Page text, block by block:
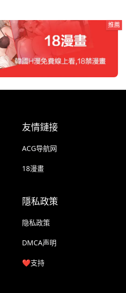
推薦
友情鏈接
ACG导航网
18漫畫
隱私政策
隐私政策
DMCA声明
❤️支持